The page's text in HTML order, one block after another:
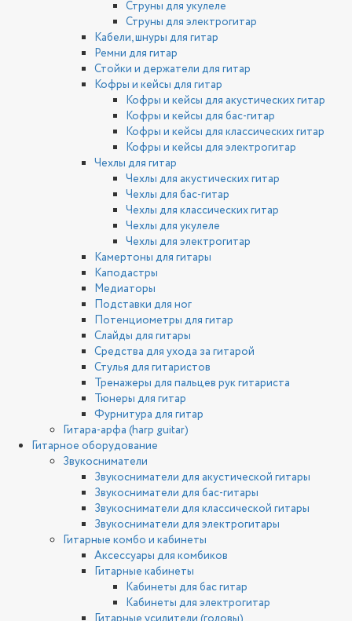
Струны для укулеле
Струны для электрогитар
Кабели, шнуры для гитар
Ремни для гитар
Стойки и держатели для гитар
Кофры и кейсы для гитар
Кофры и кейсы для акустических гитар
Кофры и кейсы для бас-гитар
Кофры и кейсы для классических гитар
Кофры и кейсы для электрогитар
Чехлы для гитар
Чехлы для акустических гитар
Чехлы для бас-гитар
Чехлы для классических гитар
Чехлы для укулеле
Чехлы для электрогитар
Камертоны для гитары
Каподастры
Медиаторы
Подставки для ног
Потенциометры для гитар
Слайды для гитары
Средства для ухода за гитарой
Стулья для гитаристов
Тренажеры для пальцев рук гитариста
Тюнеры для гитар
Фурнитура для гитар
Гитара-арфа (harp guitar)
Гитарное оборудование
Звукосниматели
Звукосниматели для акустической гитары
Звукосниматели для бас-гитары
Звукосниматели для классической гитары
Звукосниматели для электрогитары
Гитарные комбо и кабинеты
Аксессуары для комбиков
Гитарные кабинеты
Кабинеты для бас гитар
Кабинеты для электрогитар